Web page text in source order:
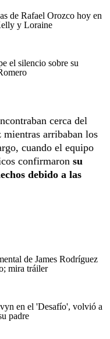
de Rafael Orozco hoy en
y Loraine
el silencio sobre su
cerca del
arribaban los
cuando el equipo
confirmaron su
debido a las
de James Rodríguez
mira tráiler
en el 'Desafío', volvió a
padre